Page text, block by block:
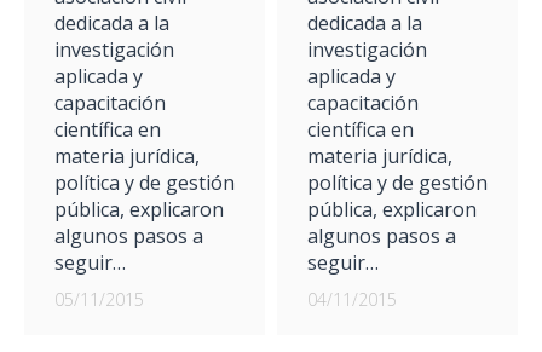
dedicada a la
investigación
aplicada y
capacitación
científica en
materia jurídica,
política y de gestión
pública, explicaron
algunos pasos a
seguir…
05/11/2015
dedicada a la
investigación
aplicada y
capacitación
científica en
materia jurídica,
política y de gestión
pública, explicaron
algunos pasos a
seguir…
04/11/2015